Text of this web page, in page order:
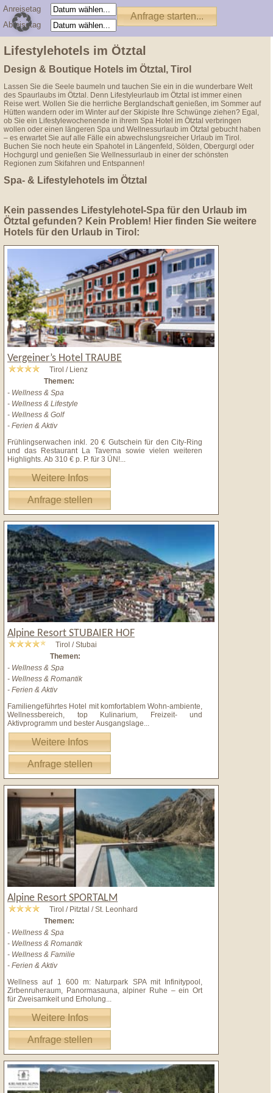
Anreisetag
Abreisetag
Lifestylehotels im Ötztal
Design & Boutique Hotels im Ötztal, Tirol
Lassen Sie die Seele baumeln und tauchen Sie ein in die wunderbare Welt
des Spaurlaubs im Ötztal. Denn Lifestyleurlaub im Ötztal ist immer einen
Reise wert. Wollen Sie die herrliche Berglandschaft genießen, im Sommer auf
Hütten wandern oder im Winter auf der Skipiste Ihre Schwünge ziehen? Egal,
ob Sie ein Lifestylewochenende in ihrem Spa Hotel im Ötztal verbringen
wollen oder einen längeren Spa und Wellnessurlaub im Ötztal gebucht haben
– es erwartet Sie auf alle Fälle ein abwechslungsreicher Urlaub im Tirol.
Buchen Sie noch heute ein Spahotel in Längenfeld, Sölden, Obergurgl oder
Hochgurgl und genießen Sie Wellnessurlaub in einer der schönsten
Regionen zum Skifahren und Entspannen!
Spa- & Lifestylehotels im Ötztal
Kein passendes Lifestylehotel-Spa für den Urlaub im
Ötztal gefunden? Kein Problem! Hier finden Sie weitere
Hotels für den Urlaub in Tirol:
Vergeiner’s Hotel TRAUBE
Tirol / Lienz
Themen:
- Wellness & Spa
- Wellness & Lifestyle
- Wellness & Golf
- Ferien & Aktiv
Frühlingserwachen inkl. 20 € Gutschein für den City-Ring
und das Restaurant La Taverna sowie vielen weiteren
Highlights. Ab 310 € p. P. für 3 ÜN!
Weitere Infos
Anfrage stellen
Alpine Resort STUBAIER HOF
Tirol / Stubai
Themen:
- Wellness & Spa
- Wellness & Romantik
- Ferien & Aktiv
Familiengeführtes Hotel mit komfortablem Wohn-ambiente,
Wellnessbereich, top Kulinarium, Freizeit- und
Aktivprogramm und bester Ausgangslage...
Weitere Infos
Anfrage stellen
Alpine Resort SPORTALM
Tirol / Pitztal / St. Leonhard
Themen:
- Wellness & Spa
- Wellness & Romantik
- Wellness & Familie
- Ferien & Aktiv
Wellness auf 1 600 m: Naturpark SPA mit Infinitypool,
Zirbenruheraum, Panormasauna, alpiner Ruhe – ein Ort
für Zweisamkeit und Erholung...
Weitere Infos
Anfrage stellen